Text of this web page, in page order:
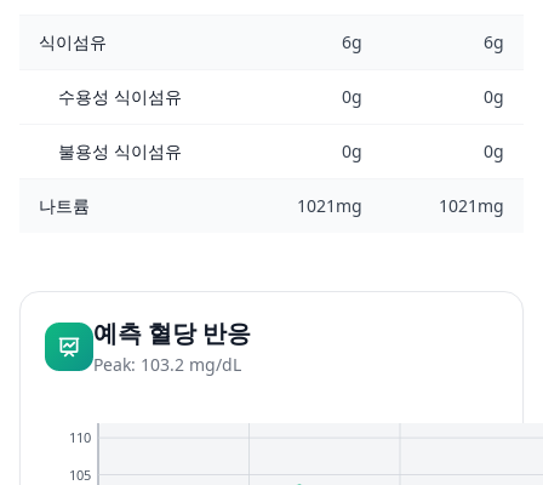
식이섬유 6g 6g
수용성 식이섬유 0g 0g
불용성 식이섬유 0g 0g
나트륨 1021mg 1021mg
예측 혈당 반응
Peak: 103.2 mg/dL
105
110